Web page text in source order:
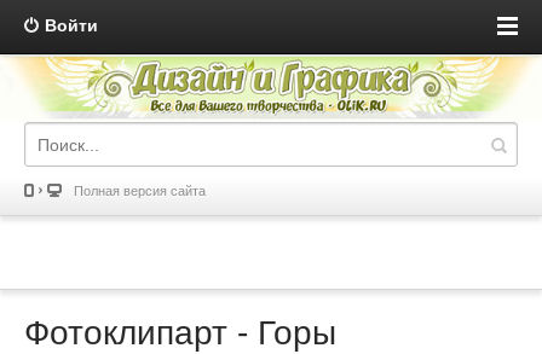
Войти
Полная версия сайта
Фотоклипарт - Горы